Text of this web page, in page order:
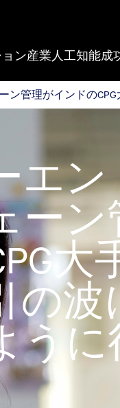
管理がインドの
ン産業 人工知能成
ン管理がインドの
エン
ーン
大
の波
うに